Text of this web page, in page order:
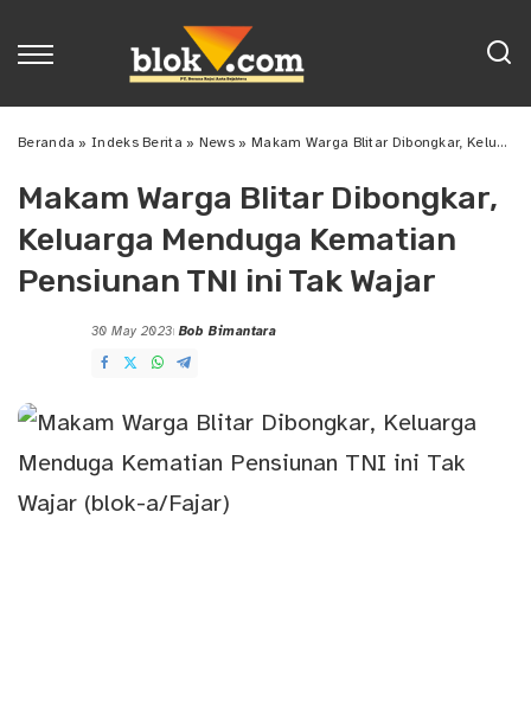
Beranda »Indeks Berita » News » Makam Warga Blitar Dibongkar, Keluarga Menduga Kematian Pensiunan TNI ini Tak Wajar
Makam Warga Blitar Dibongkar,
Keluarga Menduga Kematian
Pensiunan TNI ini Tak Wajar
30 May 2023
Posted
by
Bob Bimantara